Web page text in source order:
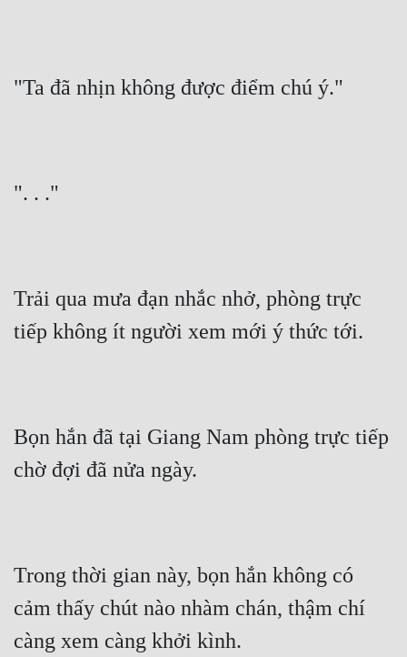
"Ta đã nhịn không được điểm chú ý."
". . ."
Trải qua mưa đạn nhắc nhở, phòng trực
tiếp không ít người xem mới ý thức tới.
Bọn hắn đã tại Giang Nam phòng trực tiếp
chờ đợi đã nửa ngày.
Trong thời gian này, bọn hắn không có
cảm thấy chút nào nhàm chán, thậm chí
càng xem càng khởi kình.